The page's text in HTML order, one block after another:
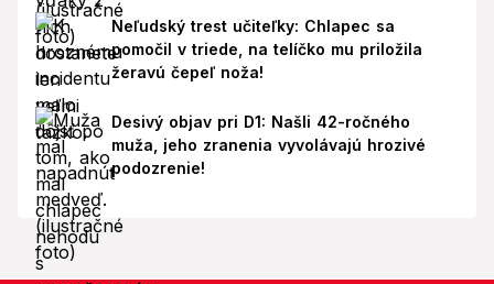
Neľudský trest učiteľky: Chlapec sa
pomočil v triede, na telíčko mu priložila
žeravú čepeľ noža!
Desivý objav pri D1: Našli 42-ročného
muža, jeho zranenia vyvolávajú hrozivé
podozrenie!